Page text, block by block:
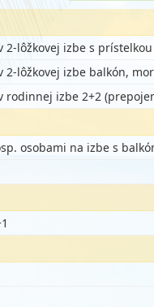
2-lôžkovej izbe s
2-lôžkovej izbe balkón,
rodinnej izbe 2+2
osobami na izbe s